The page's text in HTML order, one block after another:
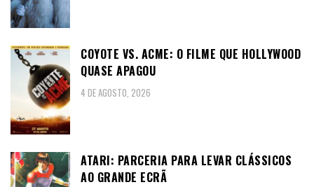
COYOTE VS. ACME: O FILME QUE HOLLYWOOD
QUASE APAGOU
4 DE AGOSTO, 2026
ATARI: PARCERIA PARA LEVAR CLÁSSICOS
AO GRANDE ECRÃ